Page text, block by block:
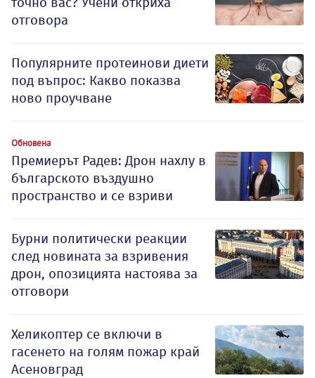
отговора
Популярните протеинови диети
под въпрос: Какво показва
ново проучване
Обновена
Премиерът Радев: Дрон нахлу в
българското въздушно
пространство и се взриви
Бурни политически реакции
след новината за взривения
дрон, опозицията настоява за
отговори
Хеликоптер се включи в
гасенето на голям пожар край
Асеновград